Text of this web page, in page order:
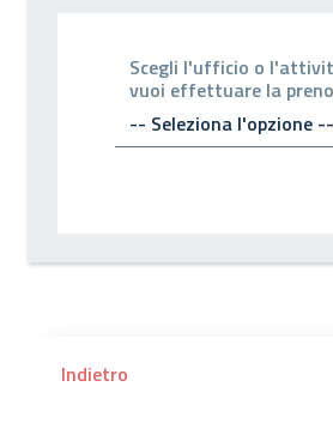
Scegli l'ufficio o
vuoi effettuare la
Indietro